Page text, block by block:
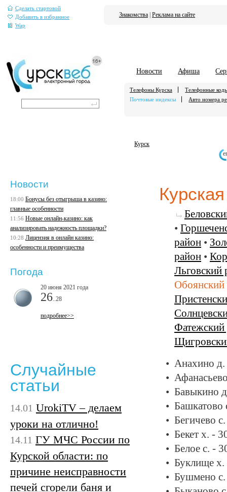
Сделать стартовой
Добавить в избранное
Wap
Знакомства Реклама на сайте
Новости Афиша
Телефоны Курска
Телефонные
Почтовые индексы
Авто номера
Курск
•
район •
район •
Льговский
Обоянский
Фатежский
Анахино
Бавыкино
Башкатово
Бегичево
Бекет х. -
Белое с. -
Буклище
Бушмено
Новости
18:00 Бонусы без отыгрыша в казино:
главные особенности
11:56 Новые онлайн-казино: как
анализировать надежность площадки?
10:28 Лицензия в онлайн казино:
особенности и преимущества
Погода
20 июня 2021 года
26 ..28
подробнее>>
Случайные
статьи
14.01 UrokiTV – делаем
уроки на отлично!
14.11 ГУ МЧС России по
Курской области: по
причине неисправности
печей сгорели баня и